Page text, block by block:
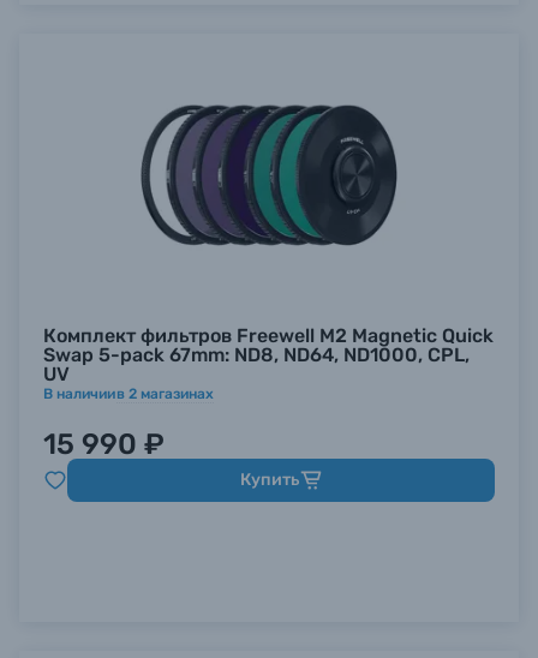
Комплект фильтров Freewell M2 Magnetic Quick
Swap 5-pack 67mm: ND8, ND64, ND1000, CPL,
UV
В наличиив 2 магазинах
15 990 ₽
Купить